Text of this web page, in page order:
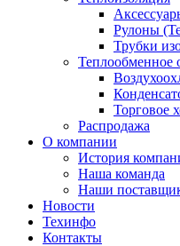
Рулоны
Трубки
Теплообменное
Торговое
Распродажа
О компании
История
Наша команда
Наши
Новости
Техинфо
Контакты